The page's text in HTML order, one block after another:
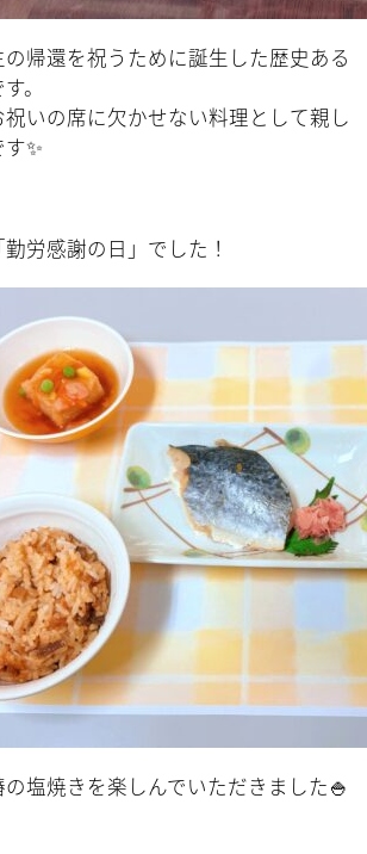
帰還を祝うために誕生した歴史ある
。
いの席に欠かせない料理として親し
✨
労感謝の日」でした！
塩焼きを楽しんでいただきました🍚